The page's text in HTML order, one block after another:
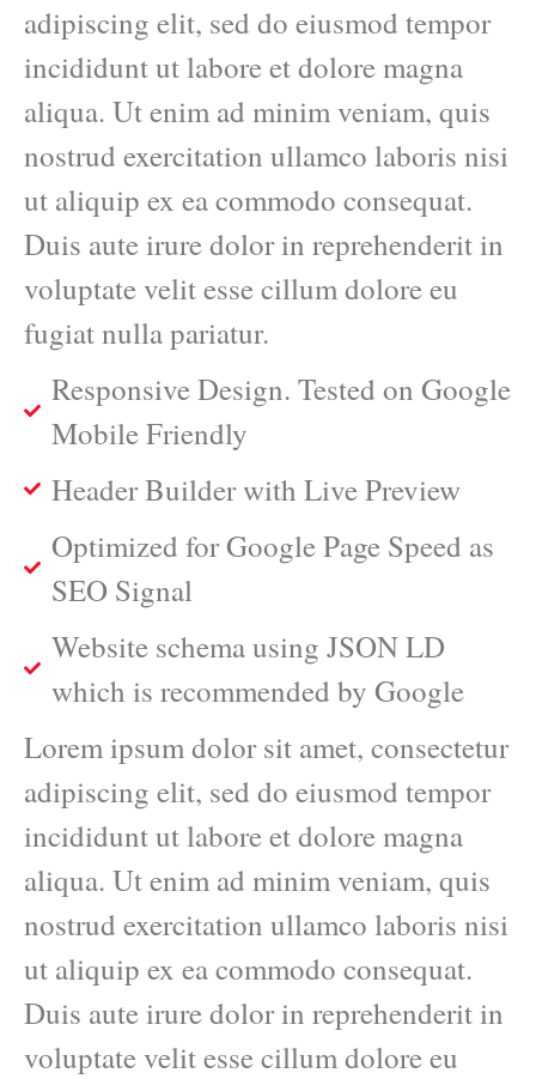
adipiscing elit, sed do eiusmod tempor
incididunt ut labore et dolore magna
aliqua. Ut enim ad minim veniam, quis
nostrud exercitation ullamco laboris nisi
ut aliquip ex ea commodo consequat.
Duis aute irure dolor in reprehenderit in
voluptate velit esse cillum dolore eu
fugiat nulla pariatur.
Responsive Design. Tested on Google
Mobile Friendly
Header Builder with Live Preview
Optimized for Google Page Speed as
SEO Signal
Website schema using JSON LD
which is recommended by Google
Lorem ipsum dolor sit amet, consectetur
adipiscing elit, sed do eiusmod tempor
incididunt ut labore et dolore magna
aliqua. Ut enim ad minim veniam, quis
nostrud exercitation ullamco laboris nisi
ut aliquip ex ea commodo consequat.
Duis aute irure dolor in reprehenderit in
voluptate velit esse cillum dolore eu